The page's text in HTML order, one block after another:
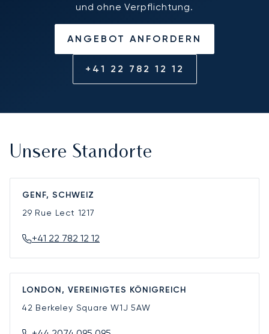
und ohne Verpflichtung.
ANGEBOT ANFORDERN
+41 22 782 12 12
Unsere Standorte
GENF, SCHWEIZ
29 Rue Lect 1217
+41 22 782 12 12
LONDON, VEREINIGTES KÖNIGREICH
42 Berkeley SquareW1J 5AW